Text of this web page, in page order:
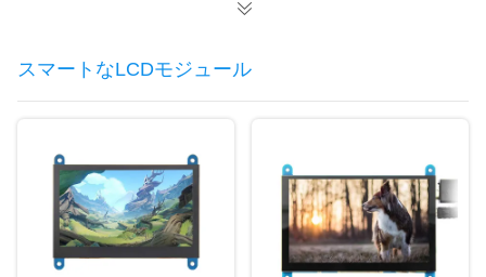
スマートなLCDモジュール